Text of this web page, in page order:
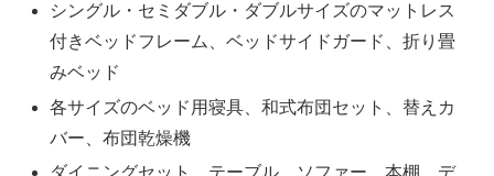
シングル・セミダブル・ダブルサイズのマットレス
付きベッドフレーム、ベッドサイドガード、折り畳
みベッド
各サイズのベッド用寝具、和式布団セット、替えカ
バー、布団乾燥機
ダイニングセット、テーブル、ソファー、本棚、デ